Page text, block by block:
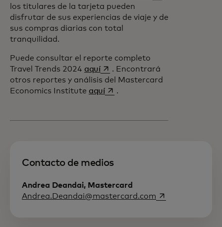
los titulares de la tarjeta pueden
disfrutar de sus experiencias de viaje y de
sus compras diarias con total
tranquilidad.
Puede consultar el reporte completo
Travel Trends 2024 aquíse abre en una pestaña nueva
. Encontrará
otros reportes y análisis del Mastercard
Economics Institute aquíse abre en una pestaña nueva
.
Contacto de medios
Andrea Deandai, Mastercard
Andrea.Deandai@mastercard.com se abre en una